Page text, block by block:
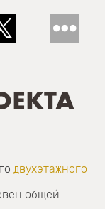
двухэтажного
общей